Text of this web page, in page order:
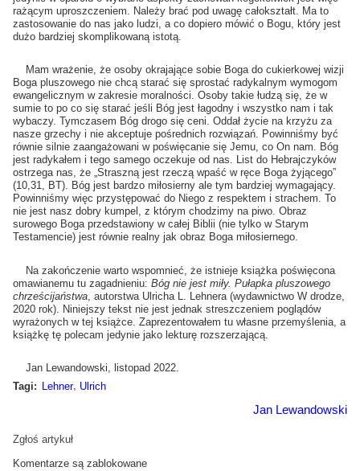
rażącym uproszczeniem. Należy brać pod uwagę całokształt. Ma to
zastosowanie do nas jako ludzi, a co dopiero mówić o Bogu, który jest
dużo bardziej skomplikowaną istotą.
Mam wrażenie, że osoby okrajające sobie Boga do cukierkowej wizji
Boga pluszowego nie chcą starać się sprostać radykalnym wymogom
ewangelicznym w zakresie moralności. Osoby takie łudzą się, że w
sumie to po co się starać jeśli Bóg jest łagodny i wszystko nam i tak
wybaczy. Tymczasem Bóg drogo się ceni. Oddał życie na krzyżu za
nasze grzechy i nie akceptuje pośrednich rozwiązań. Powinniśmy być
równie silnie zaangażowani w poświęcanie się Jemu, co On nam. Bóg
jest radykałem i tego samego oczekuje od nas. List do Hebrajczyków
ostrzega nas, że „Straszną jest rzeczą wpaść w ręce Boga żyjącego”
(10,31, BT). Bóg jest bardzo miłosierny ale tym bardziej wymagający.
Powinniśmy więc przystępować do Niego z respektem i strachem. To
nie jest nasz dobry kumpel, z którym chodzimy na piwo. Obraz
surowego Boga przedstawiony w całej Biblii (nie tylko w Starym
Testamencie) jest równie realny jak obraz Boga miłosiernego.
Na zakończenie warto wspomnieć, że istnieje książka poświęcona
omawianemu tu zagadnieniu:Bóg nie jest miły. Pułapka pluszowego
chrześcijaństwa , autorstwa Ulricha L. Lehnera (wydawnictwo W drodze,
2020 rok). Niniejszy tekst nie jest jednak streszczeniem poglądów
wyrażonych w tej książce. Zaprezentowałem tu własne przemyślenia, a
książkę tę polecam jedynie jako lekturę rozszerzającą.
Jan Lewandowski, listopad 2022.
Tagi:
Lehner, Ulrich
Jan Lewandowski
Zgłoś artykuł
Komentarze są zablokowane